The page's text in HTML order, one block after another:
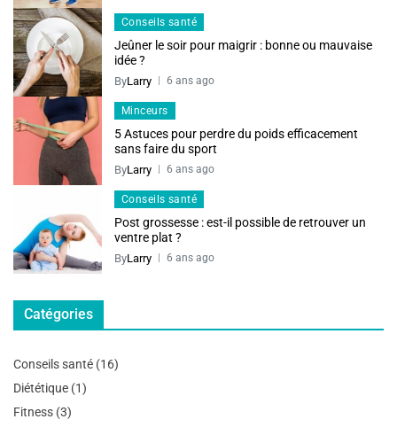
Conseils santé
Jeûner le soir pour maigrir : bonne ou mauvaise
idée ?
ByLarry 6 ans ago
Minceurs
5 Astuces pour perdre du poids efficacement
sans faire du sport
ByLarry 6 ans ago
Conseils santé
Post grossesse : est-il possible de retrouver un
ventre plat ?
ByLarry 6 ans ago
Catégories
Conseils santé (16)
Diététique (1)
Fitness (3)